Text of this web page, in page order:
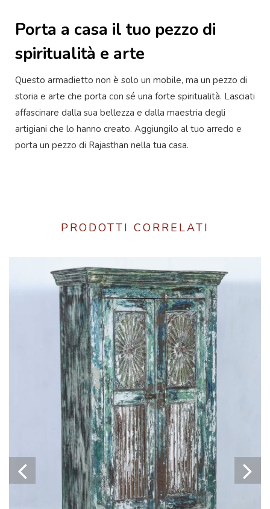
Porta a casa il tuo pezzo di
spiritualità e arte
Questo armadietto non è solo un mobile, ma un pezzo di
storia e arte che porta con sé una forte spiritualità. Lasciati
affascinare dalla sua bellezza e dalla maestria degli
artigiani che lo hanno creato. Aggiungilo al tuo arredo e
porta un pezzo di Rajasthan nella tua casa.
PRODOTTI CORRELATI